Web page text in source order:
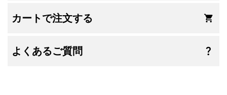
カートで注文する
よくあるご質問